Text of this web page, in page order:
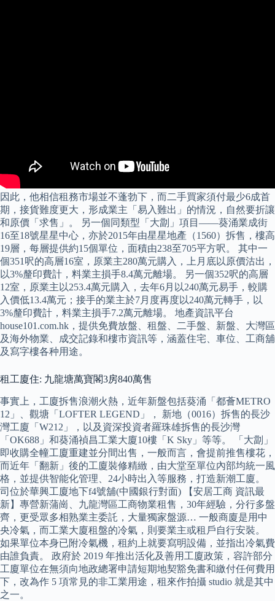
因此，他相信租務市場並不蓬勃下，而二手買家須付最少6成首
期，接貨難度更大，形成業主「易入難出」的情況，自然要折讓
和原價「求售」。 另一個同類型「大劏」項目——葵涌業成街
16至18號星星中心，亦於2015年由星星地產（1560）拆售，樓高
19層，每層提供約15個單位，面積由238至705平方呎。 其中一
個351呎的高層16室，原業主280萬元購入，上月底以原價沽出，
以3%釐印費計，料業主損手8.4萬元離場。 另一個352呎的高層
12室，原業主以253.4萬元購入，去年6月以240萬元易手，較購
入價低13.4萬元；接手的業主於7月度再度以240萬元轉手，以
3%釐印費計，料業主損手7.2萬元離場。 地產資訊平台
house101.com.hk，提供免費放盤、租盤、二手盤、新盤、大灣區
及海外物業、成交記錄和樓市資訊等，涵蓋住宅、車位、工商舖
及寫字樓各种用途。
租工廈住: 九龍塘萬寶閣3房840萬售
事實上，工廈拆售浪潮火熱，近年新盤包括葵涌「都薈METRO
12」、觀塘「LOFTER LEGEND」， 新地（0016）拆售的長沙
灣工廈「W212」，以及資深投資者羅珠雄拆售的長沙灣
「OK688」和葵涌禎昌工業大廈10樓「K Sky」等等。 「大劏」
即收購全幢工廈重建並分間出售，一般而言，會提前推售樓花，
而近年「翻新」後的工廈裝修精緻，由大堂至單位內部均統一風
格，並提供智能化管理、24小時出入等服務，打造新潮工廈。
司位於華興工廈地下f4號舖(中國銀行對面) 【安居工商 資訊最
新】專營新蒲崗、九龍灣區工商物業租售，30年經驗，分行多盤
齊，更受眾多相熟業主委託，大量獨家盤源… 一般商廈是用中
央冷氣，而工業大廈租盤的冷氣，則要業主或租戶自行安裝。
如果單位本身已附冷氣機，租約上就要寫明設備，並指出冷氣費
由誰負責。 政府於 2019 年推出活化及善用工廈政策，容許部分
工廈單位在無須向地政總署申請短期地契豁免書和繳付任何費用
下，改為作 5 項常見的非工業用途，租來作拍攝 studio 就是其中
之一。